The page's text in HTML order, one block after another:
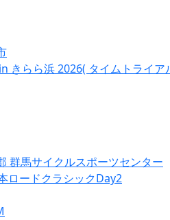
きらら浜 2026( タイムトライア
群馬サイクルスポーツセンター
ロードクラシックDay2